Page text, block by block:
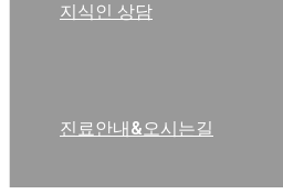
지식인 상담
진료안내&오시는길